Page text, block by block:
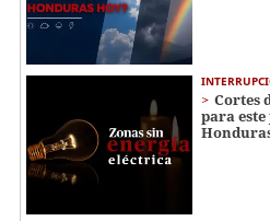
Cortes
para este